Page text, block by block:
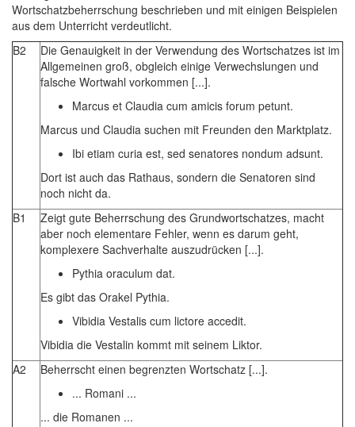
Wortschatzbeherrschung beschrieben und mit einigen Beispielen
aus dem Unterricht verdeutlicht.
B2
Die Genauigkeit in der Verwendung des Wortschatzes ist im
Allgemeinen groß, obgleich einige Verwechslungen und
falsche Wortwahl vorkommen [...].
Marcus et Claudia cum amicis forum petunt.
Marcus und Claudia suchen mit Freunden den Marktplatz.
Ibi etiam curia est, sed senatores nondum adsunt.
Dort ist auch das Rathaus, sondern die Senatoren sind
noch nicht da.
B1
Zeigt gute Beherrschung des Grundwortschatzes, macht
aber noch elementare Fehler, wenn es darum geht,
komplexere Sachverhalte auszudrücken [...].
Pythia oraculum dat.
Es gibt das Orakel Pythia.
Vibidia Vestalis cum lictore accedit.
Vibidia die Vestalin kommt mit seinem Liktor.
A2
Beherrscht einen begrenzten Wortschatz [...].
... Romani ...
... die Romanen ...